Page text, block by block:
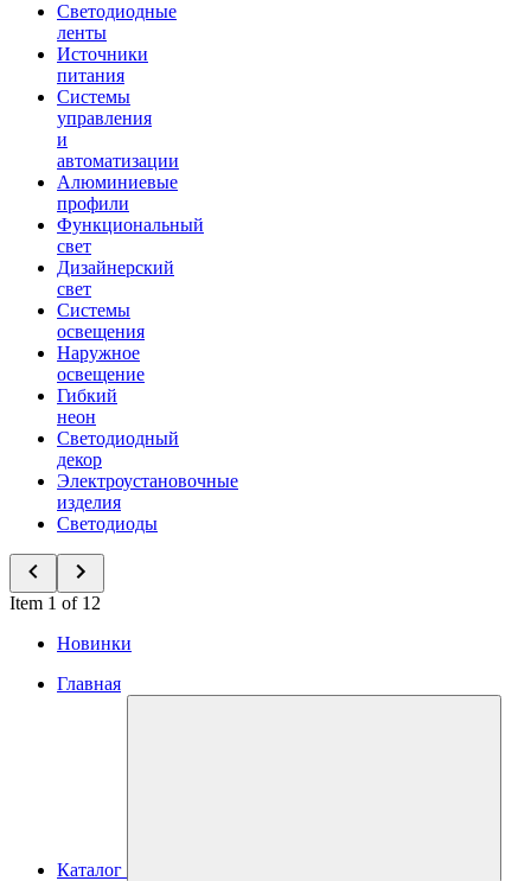
Светодиодные
ленты
Источники
питания
Системы
управления
и
автоматизации
Алюминиевые
профили
Функциональный
свет
Дизайнерский
свет
Системы
освещения
Наружное
освещение
Гибкий
неон
Светодиодный
декор
Электроустановочные
изделия
Светодиоды
Item 1 of 12
Новинки
Главная
Каталог